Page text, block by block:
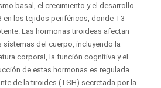
basal, el crecimiento y el desarrollo.
en los tejidos periféricos, donde T3
Las hormonas tiroideas afectan
del cuerpo, incluyendo la
corporal, la función cognitiva y el
de estas hormonas es regulada
de la tiroides (TSH) secretada por la